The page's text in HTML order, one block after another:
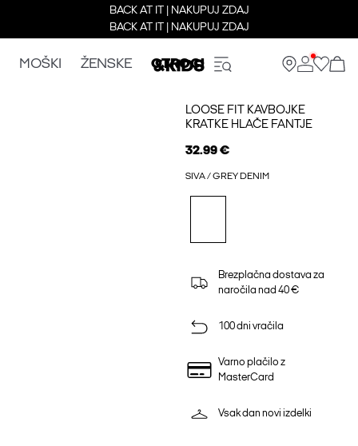
BACK AT IT | NAKUPUJ ZDAJ
BACK AT IT | NAKUPUJ ZDAJ
MOŠKI ŽENSKE OTROCI
LOOSE FIT KAVBOJKE
KRATKE HLAČE FANTJE
32.99 €
SIVA / GREY DENIM
Brezplačna dostava za
naročila nad 40 €
100 dni vračila
Varno plačilo z
MasterCard
Vsak dan novi izdelki